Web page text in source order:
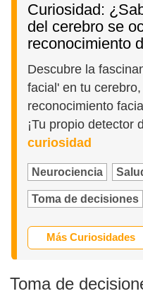
Curiosidad:
del cerebro se
reconocimiento
Descubre la
facial' en tu cerebro,
reconocimiento
¡Tu propio detector
curiosidad
Neurociencia
Toma de decisiones
Más Curiosidades
Toma de